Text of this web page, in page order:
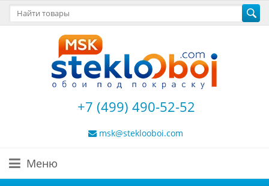
+7 (499) 490-52-52
msk@steklooboi.com
Меню